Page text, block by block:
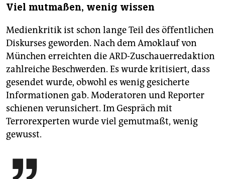
Viel mutmaßen, wenig wissen
Medienkritik ist schon lange Teil des öffentlichen
Diskurses geworden. Nach dem Amoklauf von
München erreichten die ARD-Zuschauerredaktion
zahlreiche Beschwerden. Es wurde kritisiert, dass
gesendet wurde, obwohl es wenig gesicherte
Informationen gab. Moderatoren und Reporter
schienen verunsichert. Im Gespräch mit
Terrorexperten wurde viel gemutmaßt, wenig
gewusst.
